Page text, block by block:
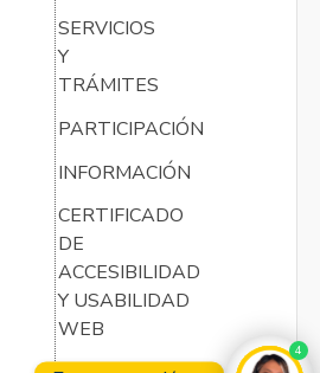
SERVICIOS
Y
TRÁMITES
PARTICIPACIÓN
INFORMACIÓN
CERTIFICADO
DE
ACCESIBILIDAD
Y USABILIDAD
WEB
4